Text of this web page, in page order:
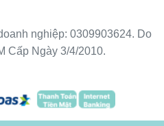
nghiệp: 0309903624. Do
Cấp Ngày 3/4/2010.